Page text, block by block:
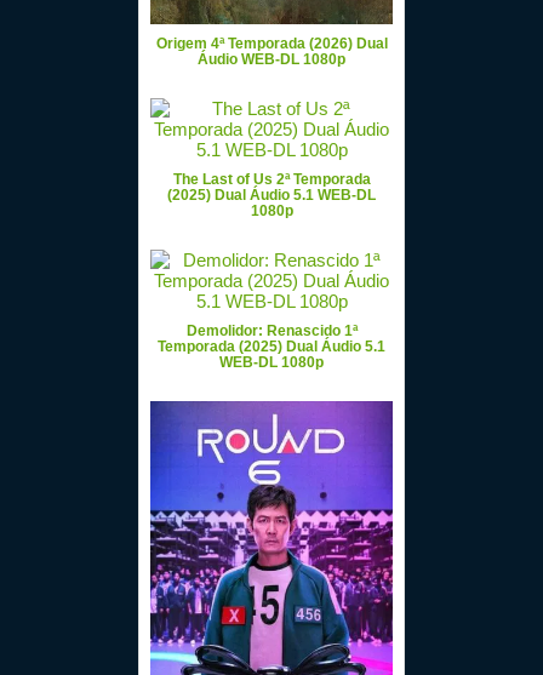
Origem 4ª Temporada (2026) Dual
Áudio WEB-DL 1080p
The Last of Us 2ª Temporada
(2025) Dual Áudio 5.1 WEB-DL
1080p
Demolidor: Renascido 1ª
Temporada (2025) Dual Áudio 5.1
WEB-DL 1080p